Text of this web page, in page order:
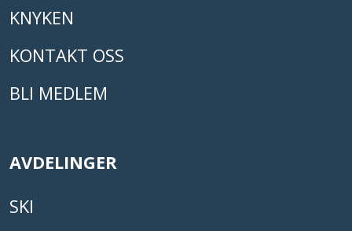
KNYKEN
KONTAKT OSS
BLI MEDLEM
AVDELINGER
SKI